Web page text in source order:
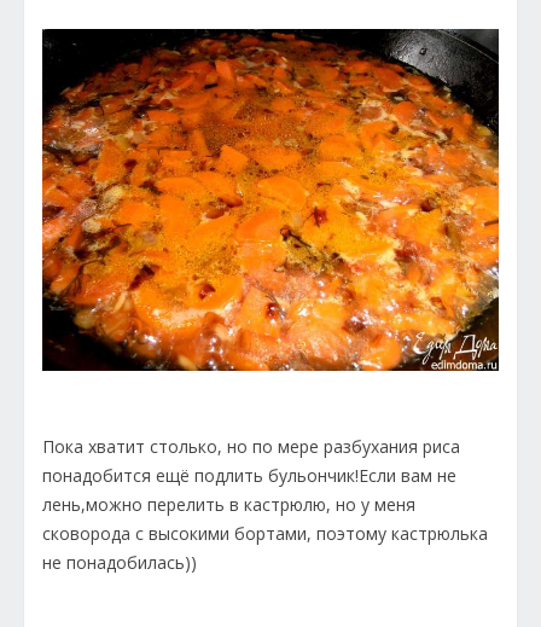
Пока хватит столько, но по мере разбухания риса
понадобится ещё подлить бульончик!Если вам не
лень,можно перелить в кастрюлю, но у меня
сковорода с высокими бортами, поэтому кастрюлька
не понадобилась))